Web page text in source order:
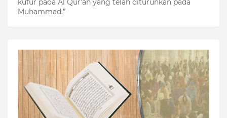
kufur pada Al Qur’an yang telah diturunkan pada
Muhammad.”